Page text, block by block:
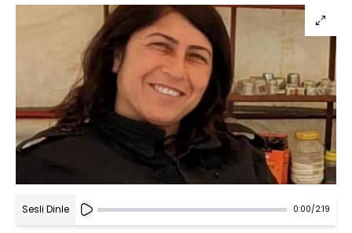
Sesli Dinle 0:00/2:19